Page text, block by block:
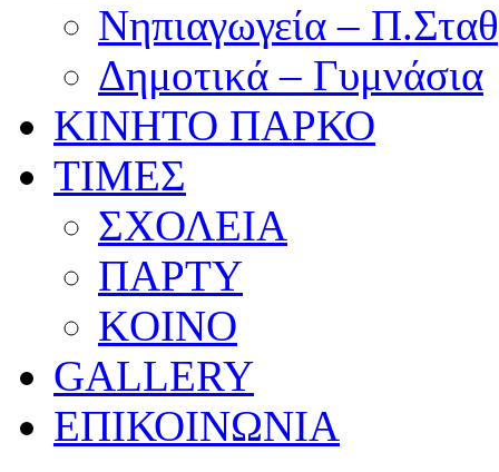
Νηπιαγωγεία –
Δημοτικά – Γυμνάσια
ΚΙΝΗΤΟ ΠΑΡΚΟ
ΤΙΜΕΣ
ΣΧΟΛΕΙΑ
ΠΑΡΤΥ
KOINO
GALLERY
ΕΠΙΚΟΙΝΩΝΙΑ